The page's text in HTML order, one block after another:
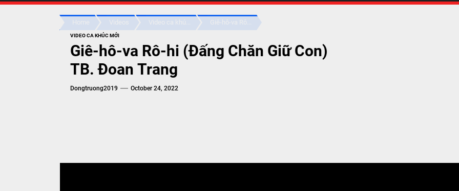
-
TALK
ABOUT
THRU
Home Videos Video ca khú... Giê-hô-va Rô...
VIDEO CA KHÚC MỚI
Giê-hô-va Rô-hi (Đấng Chăn Giữ Con)
TB. Đoan Trang
Dongtruong2019 October 24, 2022